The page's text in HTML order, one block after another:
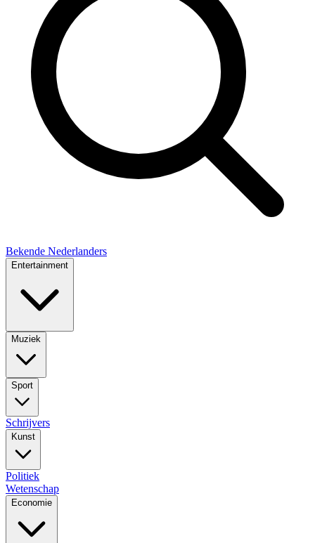
Bekende Nederlanders
Entertainment
Muziek
Sport
Schrijvers
Kunst
Politiek
Wetenschap
Economie